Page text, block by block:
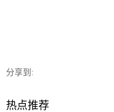
分享到:
热点推荐